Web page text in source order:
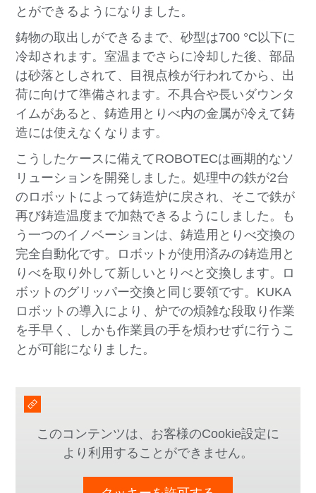
とができるようになりました。
鋳物の取出しができるまで、砂型は700 °C以下に
冷却されます。室温までさらに冷却した後、部品
は砂落としされて、目視点検が行われてから、出
荷に向けて準備されます。不具合や長いダウンタ
イムがあると、鋳造用とりべ内の金属が冷えて鋳
造には使えなくなります。
こうしたケースに備えてROBOTECは画期的なソ
リューションを開発しました。処理中の鉄が2台
のロボットによって鋳造炉に戻され、そこで鉄が
再び鋳造温度まで加熱できるようにしました。も
う一つのイノベーションは、鋳造用とりべ交換の
完全自動化です。ロボットが使用済みの鋳造用と
りべを取り外して新しいとりべと交換します。ロ
ボットのグリッパー交換と同じ要領です。KUKA
ロボットの導入により、炉での煩雑な段取り作業
を手早く、しかも作業員の手を煩わせずに行うこ
とが可能になりました。
このコンテンツは、お客様のCookie設定に
より利用することができません。